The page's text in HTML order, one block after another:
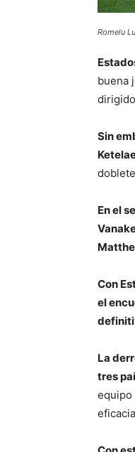
Romelu
buena
Sin
En el
Con
el
La
tres
equipo